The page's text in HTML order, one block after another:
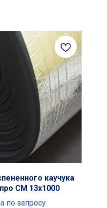
каучука
СМ 13x1000
по запросу